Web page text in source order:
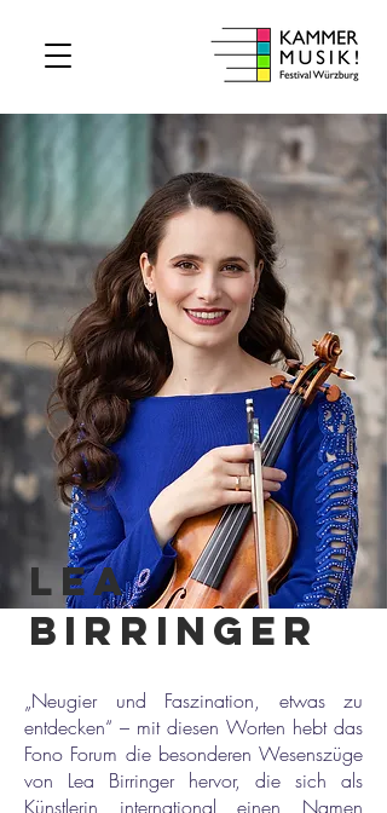
Lea
birringer
„Neugier und Faszination, etwas zu
entdecken“ – mit diesen Worten hebt das
Fono Forum die besonderen Wesenszüge
von Lea Birringer hervor, die sich als
Künstlerin international einen Namen